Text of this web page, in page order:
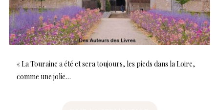
« La Touraine a été et sera toujours, les pieds dans la Loire,
comme une jolie…